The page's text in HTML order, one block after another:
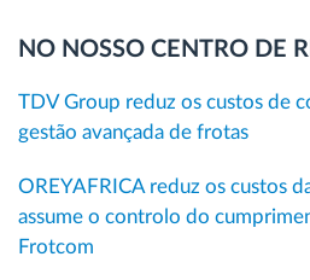
NO NOSSO CENTRO DE
TDV Group reduz os custos de
gestão avançada de frotas
OREYAFRICA reduz os custos
assume o controlo do
Frotcom